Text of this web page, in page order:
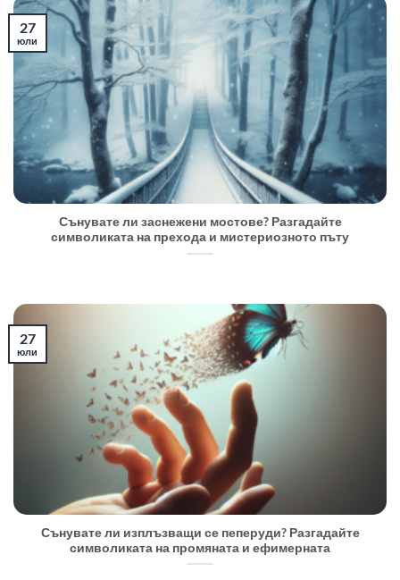
Сънувате ли заснежени мостове? Разгадайте
символиката на прехода и мистериозното пъту
27
юли
Сънувате ли изплъзващи се пеперуди? Разгадайте
символиката на промяната и ефимерната
27
юли